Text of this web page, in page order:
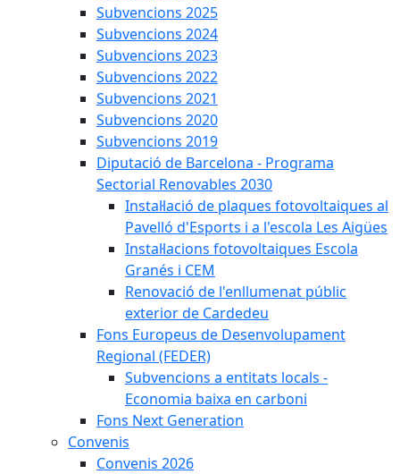
Subvencions 2025
Subvencions 2024
Subvencions 2023
Subvencions 2022
Subvencions 2021
Subvencions 2020
Subvencions 2019
Diputació de Barcelona - Programa
Sectorial Renovables 2030
Instal·lació de plaques fotovoltaiques al
Pavelló d'Esports i a l'escola Les Aigües
Instal·lacions fotovoltaiques Escola
Granés i CEM
Renovació de l'enllumenat públic
exterior de Cardedeu
Fons Europeus de Desenvolupament
Regional (FEDER)
Subvencions a entitats locals -
Economia baixa en carboni
Fons Next Generation
Convenis
Convenis 2026